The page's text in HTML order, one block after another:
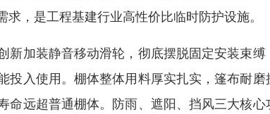
，是工程基建行业高性价比临时防护设施。
新加装静音移动滑轮，彻底摆脱固定安装束
投入使用。棚体整体用料厚实扎实，篷布耐
命远超普通棚体。防雨、遮阳、挡风三大核